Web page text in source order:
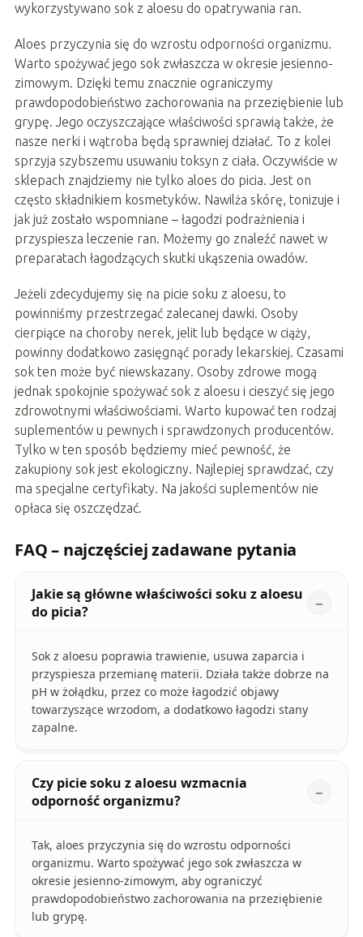
wykorzystywano sok z aloesu do opatrywania ran.
Aloes przyczynia się do wzrostu odporności organizmu.
Warto spożywać jego sok zwłaszcza w okresie jesienno-
zimowym. Dzięki temu znacznie ograniczymy
prawdopodobieństwo zachorowania na przeziębienie lub
grypę. Jego oczyszczające właściwości sprawią także, że
nasze nerki i wątroba będą sprawniej działać. To z kolei
sprzyja szybszemu usuwaniu toksyn z ciała. Oczywiście w
sklepach znajdziemy nie tylko aloes do picia. Jest on
często składnikiem kosmetyków. Nawilża skórę, tonizuje i
jak już zostało wspomniane – łagodzi podrażnienia i
przyspiesza leczenie ran. Możemy go znaleźć nawet w
preparatach łagodzących skutki ukąszenia owadów.
Jeżeli zdecydujemy się na picie soku z aloesu, to
powinniśmy przestrzegać zalecanej dawki. Osoby
cierpiące na choroby nerek, jelit lub będące w ciąży,
powinny dodatkowo zasięgnąć porady lekarskiej. Czasami
sok ten może być niewskazany. Osoby zdrowe mogą
jednak spokojnie spożywać sok z aloesu i cieszyć się jego
zdrowotnymi właściwościami. Warto kupować ten rodzaj
suplementów u pewnych i sprawdzonych producentów.
Tylko w ten sposób będziemy mieć pewność, że
zakupiony sok jest ekologiczny. Najlepiej sprawdzać, czy
ma specjalne certyfikaty. Na jakości suplementów nie
opłaca się oszczędzać.
FAQ – najczęściej zadawane pytania
Jakie są główne właściwości soku z aloesu
do picia?
Sok z aloesu poprawia trawienie, usuwa zaparcia i
przyspiesza przemianę materii. Działa także dobrze na
pH w żołądku, przez co może łagodzić objawy
towarzyszące wrzodom, a dodatkowo łagodzi stany
zapalne.
Czy picie soku z aloesu wzmacnia
odporność organizmu?
Tak, aloes przyczynia się do wzrostu odporności
organizmu. Warto spożywać jego sok zwłaszcza w
okresie jesienno-zimowym, aby ograniczyć
prawdopodobieństwo zachorowania na przeziębienie
lub grypę.